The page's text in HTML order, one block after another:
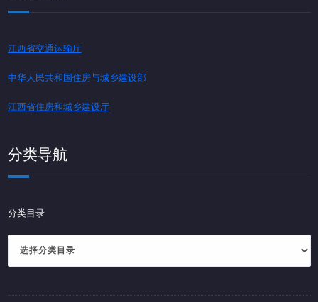
江西省交通运输厅
中华人民共和国住房与城乡建设部
江西省住房和城乡建设厅
分类导航
分类目录